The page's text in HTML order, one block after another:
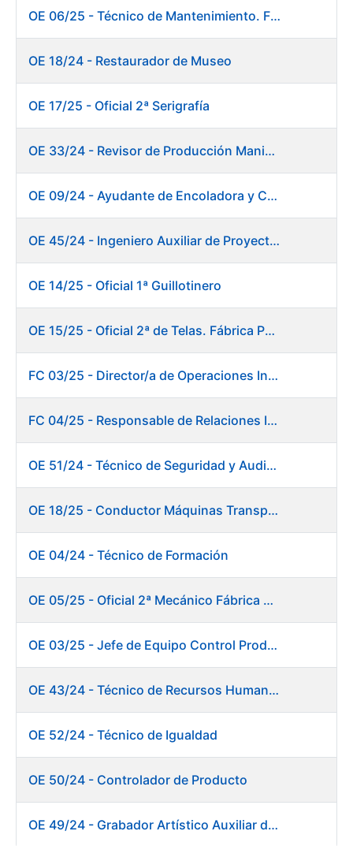
Mostrar/Ocultar
Mostrar/Ocultar
Mostrar/Ocultar
OE 06/25 - Técnico de Mantenimiento. Fábrica Papel
OE 18/24 - Restaurador de Museo
OE 17/25 - Oficial 2ª Serigrafía
OE 33/24 - Revisor de Producción Manipulado Timbre
OE 09/24 - Ayudante de Encoladora y Calandra Máquina de Papel
OE 45/24 - Ingeniero Auxiliar de Proyectos. Investigación y Desarrollo
OE 14/25 - Oficial 1ª Guillotinero
OE 15/25 - Oficial 2ª de Telas. Fábrica Papel
FC 03/25 - Director/a de Operaciones Industriales
FC 04/25 - Responsable de Relaciones Institucionales y Coordinación de Presidencia
OE 51/24 - Técnico de Seguridad y Auditoría Informática
OE 18/25 - Conductor Máquinas Transportadoras Elevadoras. Fábrica Papel
OE 04/24 - Técnico de Formación
OE 05/25 - Oficial 2ª Mecánico Fábrica Papel
OE 03/25 - Jefe de Equipo Control Productivo. Fábrica Papel
OE 43/24 - Técnico de Recursos Humanos
OE 52/24 - Técnico de Igualdad
OE 50/24 - Controlador de Producto
OE 49/24 - Grabador Artístico Auxiliar de Originales